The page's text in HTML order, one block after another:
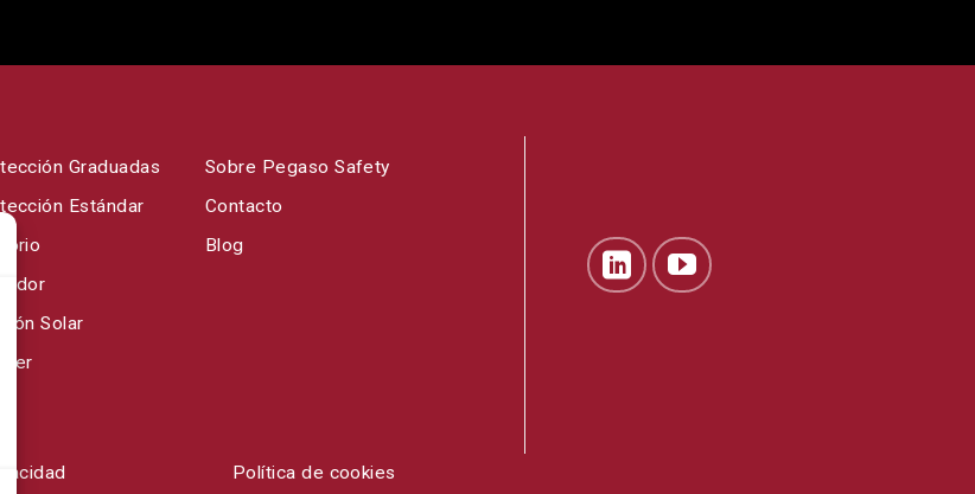
Graduadas
Estándar
Solar
Sobre Pegaso Safety
Contacto
Blog
Política de cookies